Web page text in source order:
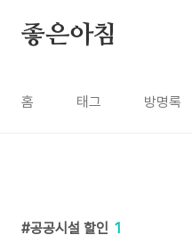
좋은아침
홈 태그 방명록
공공시설 할인 1